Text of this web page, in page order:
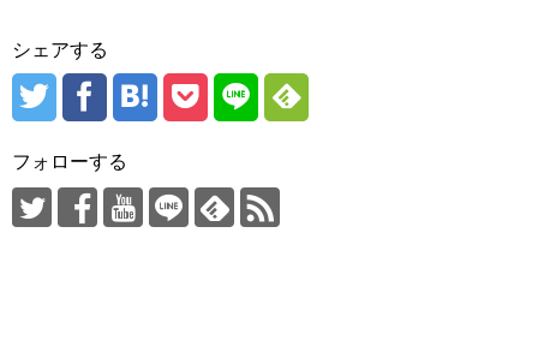
シェアする
フォローする